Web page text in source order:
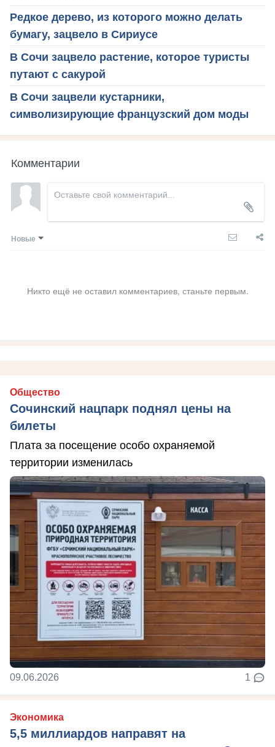
Редкое дерево, из которого можно делать
бумагу, зацвело в Сириусе
В Сочи зацвело растение, которое туристы
путают с сакурой
В Сочи зацвели кустарники,
символизирующие французский дом моды
Комментарии
Новые
Никто ещё не оставил комментариев, станьте первым.
Общество
Сочинский нацпарк поднял цены на
билеты
Плата за посещение особо охраняемой
территории изменилась
09.06.2026 1
Экономика
5,5 миллиардов направят на